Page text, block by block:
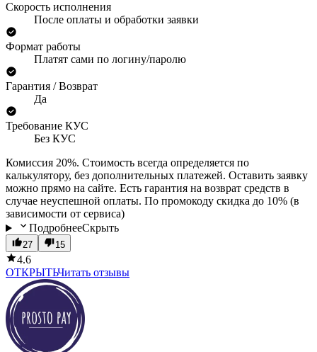
Скорость исполнения
После оплаты и обработки заявки
Формат работы
Платят сами по логину/паролю
Гарантия / Возврат
Да
Требование КУС
Без КУС
Комиссия 20%. Стоимость всегда определяется по
калькулятору, без дополнительных платежей. Оставить заявку
можно прямо на сайте. Есть гарантия на возврат средств в
случае неуспешной оплаты. По промокоду скидка до 10% (в
зависимости от сервиса)
ПодробнееСкрыть
27 15
4.6
ОТКРЫТЬЧитать отзывы